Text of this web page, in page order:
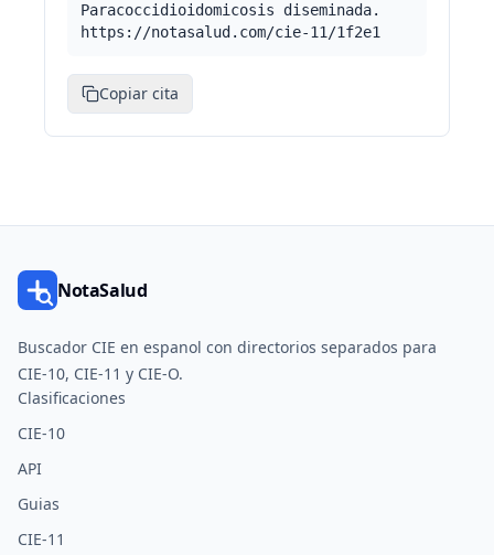
Paracoccidioidomicosis diseminada.
https://notasalud.com/cie-11/1f2e1
Copiar cita
NotaSalud
Buscador CIE en espanol con directorios separados para
CIE-10, CIE-11 y CIE-O.
Clasificaciones
CIE-10
API
Guias
CIE-11